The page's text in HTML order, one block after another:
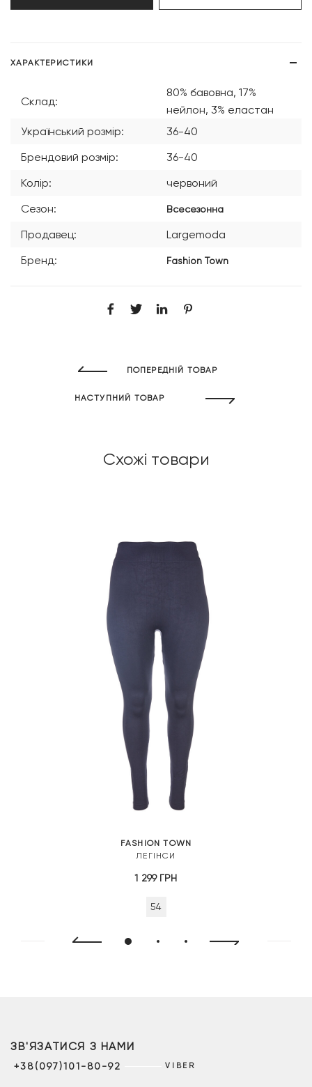
ХАРАКТЕРИСТИКИ
Склад:
80% бавовна, 17%
нейлон, 3% еластан
Український розмір:
36-40
Брендовий розмір:
36-40
Колір:
червоний
Сезон:
Всесезонна
Продавец:
Largemoda
Бренд:
Fashion Town
ПОПЕРЕДНІЙ ТОВАР
НАСТУПНИЙ ТОВАР
Схожі товари
FASHION TOWN
ЛЕГІНСИ
1 299 ГРН
54
ЗВ'ЯЗАТИСЯ З НАМИ
+38(097)101-80-92 VIBER